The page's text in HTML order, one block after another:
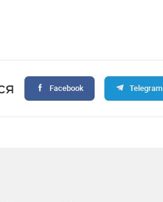
Facebook Telegram